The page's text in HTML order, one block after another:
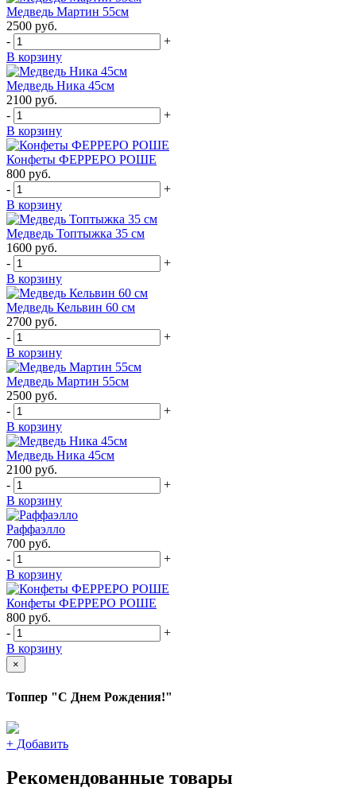
Медведь Мартин 55см
2500 руб.
-
+
В корзину
Медведь Ника 45см
2100 руб.
-
+
В корзину
Конфеты ФЕРРЕРО РОШЕ
800 руб.
-
+
В корзину
Медведь Топтыжка 35 см
1600 руб.
-
+
В корзину
Медведь Кельвин 60 см
2700 руб.
-
+
В корзину
Медведь Мартин 55см
2500 руб.
-
+
В корзину
Медведь Ника 45см
2100 руб.
-
+
В корзину
Раффаэлло
700 руб.
-
+
В корзину
Конфеты ФЕРРЕРО РОШЕ
800 руб.
-
+
В корзину
×
Топпер "С Днем Рождения!"
+ Добавить
Рекомендованные товары